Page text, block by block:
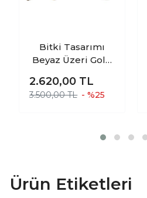
Bitki Tasarımı
Beyaz Üzeri Gold
Toprak Saksı
Saksılık Salon
2.620,00 TL
3.500,00 TL - %25
Ürün Etiketleri